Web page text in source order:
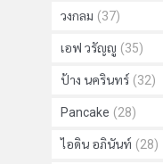
วงกลม (37)
เอฟ วรัญญู (35)
ป้าง นครินทร์ (32)
Pancake (28)
ไอดิน อภินันท์ (28)